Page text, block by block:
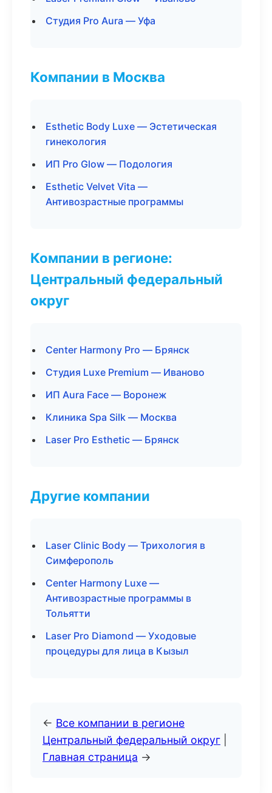
Студия Pro Aura — Уфа
Компании в Москва
Esthetic Body Luxe — Эстетическая
гинекология
ИП Pro Glow — Подология
Esthetic Velvet Vita —
Антивозрастные программы
Компании в регионе:
Центральный федеральный
округ
Center Harmony Pro — Брянск
Студия Luxe Premium — Иваново
ИП Aura Face — Воронеж
Клиника Spa Silk — Москва
Laser Pro Esthetic — Брянск
Другие компании
Laser Clinic Body — Трихология в
Симферополь
Center Harmony Luxe —
Антивозрастные программы в
Тольятти
Laser Pro Diamond — Уходовые
процедуры для лица в Кызыл
← Все компании в регионе
Центральный федеральный округ
Главная страница →